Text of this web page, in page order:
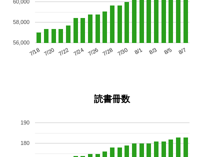
7/18 7/20 7/22 7/24 7/26 7/28 7/30 8/1 8/3 8/5 8/7
56,000
58,000
60,000
読書冊数
180
190